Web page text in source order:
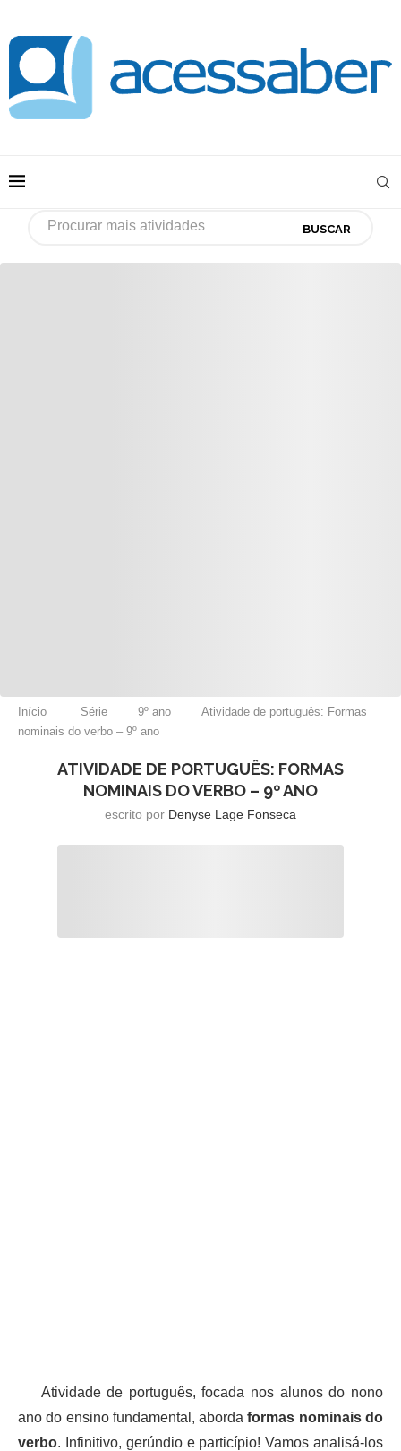
BUSCAR
Início Série 9º ano
Atividade de português: Formas
nominais do verbo – 9º ano
ATIVIDADE DE PORTUGUÊS: FORMAS
NOMINAIS DO VERBO – 9º ANO
escrito por Denyse Lage Fonseca
Atividade de português, focada nos alunos do nono
ano do ensino fundamental, abordaformas nominais do
verbo. Infinitivo, gerúndio e particípio! Vamos analisá-los